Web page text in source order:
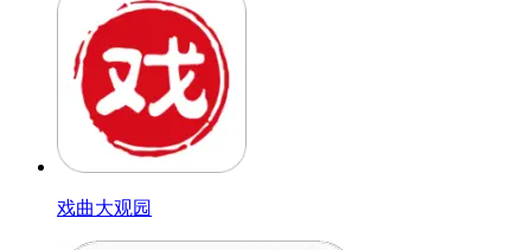
戏曲大观园